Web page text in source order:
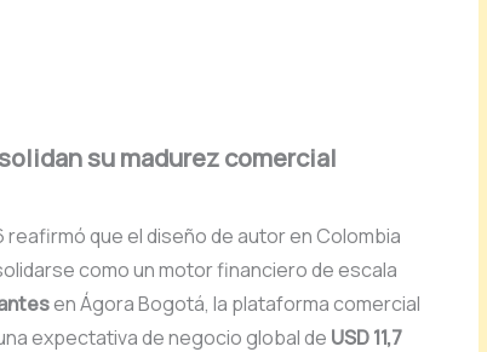
su madurez comercial
reafirmó que el diseño de autor en Colombia
como un motor financiero de escala
en Ágora Bogotá, la plataforma comercial
expectativa de negocio global de USD 11,7